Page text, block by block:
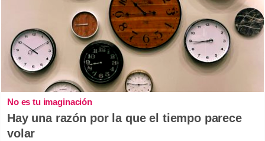
No es tu imaginación
Hay una razón por la que el tiempo parece
volar